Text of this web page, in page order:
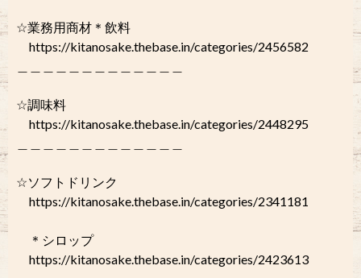
☆業務用商材＊飲料
https://kitanosake.thebase.in/categories/2456582
☆調味料
https://kitanosake.thebase.in/categories/2448295
☆ソフトドリンク
https://kitanosake.thebase.in/categories/2341181
＊シロップ
https://kitanosake.thebase.in/categories/2423613